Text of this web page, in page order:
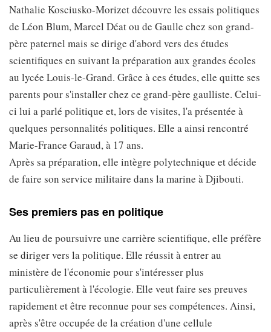
Nathalie Kosciusko-Morizet découvre les essais politiques
de Léon Blum, Marcel Déat ou de Gaulle chez son grand-
père paternel mais se dirige d'abord vers des études
scientifiques en suivant la préparation aux grandes écoles
au lycée Louis-le-Grand. Grâce à ces études, elle quitte ses
parents pour s'installer chez ce grand-père gaulliste. Celui-
ci lui a parlé politique et, lors de visites, l'a présentée à
quelques personnalités politiques. Elle a ainsi rencontré
Marie-France Garaud, à 17 ans.
Après sa préparation, elle intègre polytechnique et décide
de faire son service militaire dans la marine à Djibouti.
Ses premiers pas en politique
Au lieu de poursuivre une carrière scientifique, elle préfère
se diriger vers la politique. Elle réussit à entrer au
ministère de l'économie pour s'intéresser plus
particulièrement à l'écologie. Elle veut faire ses preuves
rapidement et être reconnue pour ses compétences. Ainsi,
après s'être occupée de la création d'une cellule